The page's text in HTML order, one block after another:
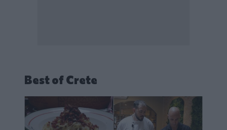
Best of Crete